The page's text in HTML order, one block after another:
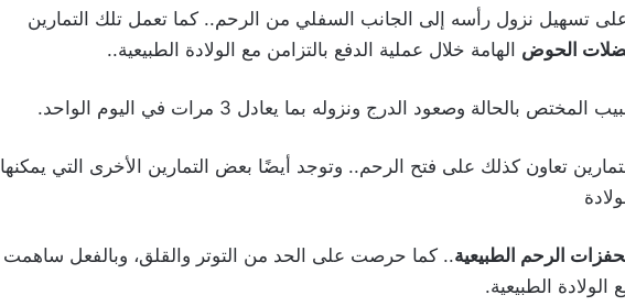
على تسهيل نزول رأسه إلى الجانب السفلي من الرحم.. كما تعمل تلك التمارين
الحوض الهامة خلال عملية الدفع بالتزامن مع الولادة الطبيعية..
بالحالة وصعود الدرج ونزوله بما يعادل 3 مرات في اليوم الواحد.
تعاون كذلك على فتح الرحم.. وتوجد أيضًا بعض التمارين الأخرى التي يمكنها
الرحم الطبيعية.. كما حرصت على الحد من التوتر والقلق، وبالفعل ساهمت
الطبيعية.